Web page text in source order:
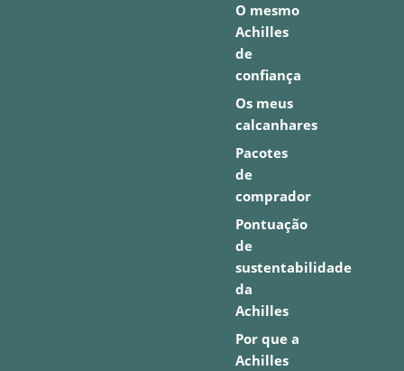
O mesmo
Achilles
de
confiança
Os meus
calcanhares
Pacotes
de
comprador
Pontuação
de
sustentabilidade
da
Achilles
Por que a
Achilles